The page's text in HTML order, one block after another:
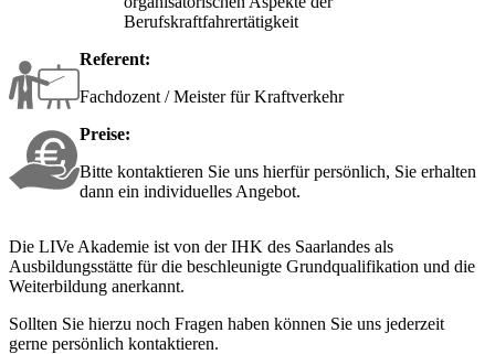
Berufskraftfahrertätigkeit
Referent:
Fachdozent / Meister für Kraftverkehr
Preise:
Bitte kontaktieren Sie uns hierfür persönlich, Sie erhalten
dann ein individuelles Angebot.
Die LIVe Akademie ist von der IHK des Saarlandes als
Ausbildungsstätte für die beschleunigte Grundqualifikation und die
Weiterbildung aner­kannt.
Sollten Sie hierzu noch Fragen haben können Sie uns jederzeit
gerne persönlich kontaktieren.